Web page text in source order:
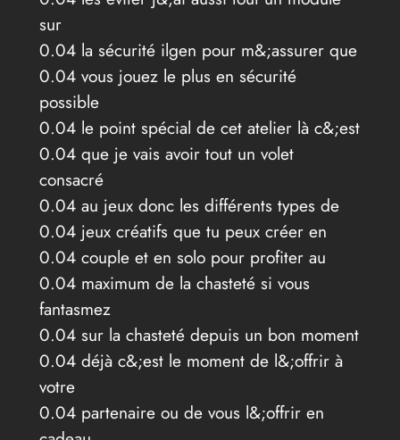
sur
0.04 la sécurité ilgen pour m&;assurer que
0.04 vous jouez le plus en sécurité
possible
0.04 le point spécial de cet atelier là c&;est
0.04 que je vais avoir tout un volet
consacré
0.04 au jeux donc les différents types de
0.04 jeux créatifs que tu peux créer en
0.04 couple et en solo pour profiter au
0.04 maximum de la chasteté si vous
fantasmez
0.04 sur la chasteté depuis un bon moment
0.04 déjà c&;est le moment de l&;offrir à
votre
0.04 partenaire ou de vous l&;offrir en